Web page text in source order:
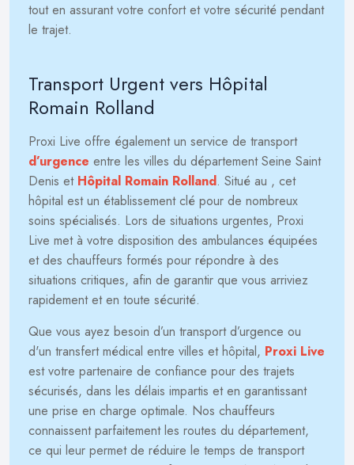
tout en assurant votre confort et votre sécurité pendant
le trajet.
Transport Urgent vers Hôpital
Romain Rolland
Proxi Live offre également un service de transport
d’urgence entre les villes du département Seine Saint
Denis et Hôpital Romain Rolland. Situé au , cet
hôpital est un établissement clé pour de nombreux
soins spécialisés. Lors de situations urgentes, Proxi
Live met à votre disposition des ambulances équipées
et des chauffeurs formés pour répondre à des
situations critiques, afin de garantir que vous arriviez
rapidement et en toute sécurité.
Que vous ayez besoin d’un transport d’urgence ou
d'un transfert médical entre villes et hôpital, Proxi Live
est votre partenaire de confiance pour des trajets
sécurisés, dans les délais impartis et en garantissant
une prise en charge optimale. Nos chauffeurs
connaissent parfaitement les routes du département,
ce qui leur permet de réduire le temps de transport